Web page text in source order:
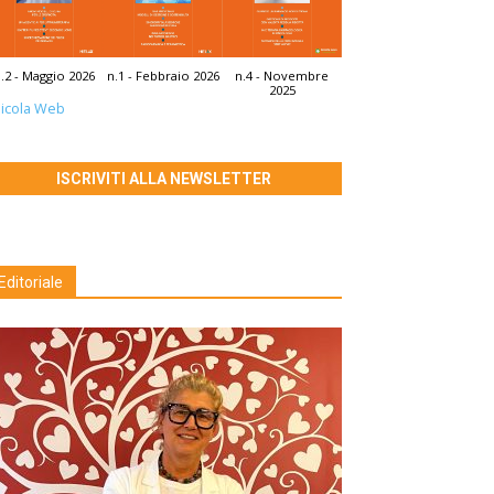
- Maggio 2026 n.1 - Febbraio 2026
n.4 - Novembre
2025
Web
ISCRIVITI ALLA NEWSLETTER